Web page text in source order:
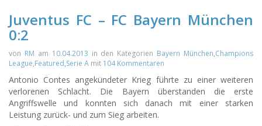
Juventus FC – FC Bayern München
0:2
von RM am 10.04.2013 in den Kategorien Bayern München,Champions
League,Featured,Serie A mit 104 Kommentaren
Antonio Contes angekündeter Krieg führte zu einer weiteren
verlorenen Schlacht. Die Bayern überstanden die erste
Angriffswelle und konnten sich danach mit einer starken
Leistung zurück- und zum Sieg arbeiten.